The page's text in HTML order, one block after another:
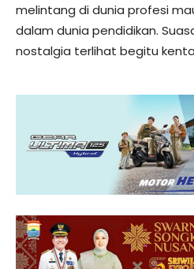
melintang di dunia profesi
dalam dunia pendidikan.
nostalgia terlihat begitu